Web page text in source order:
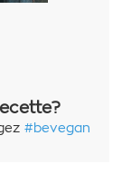
#bevegan